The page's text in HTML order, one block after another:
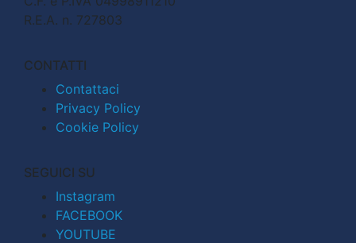
R.E.A. n. 727803
CONTATTI
Contattaci
Privacy Policy
Cookie Policy
SEGUICI SU
Instagram
FACEBOOK
YOUTUBE